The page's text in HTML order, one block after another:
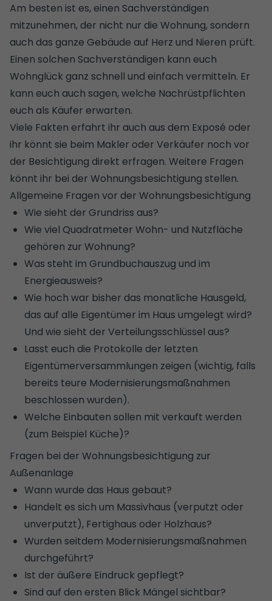
Am besten ist es, einen Sachverständigen
mitzunehmen, der nicht nur die Wohnung, sondern
auch das ganze Gebäude auf Herz und Nieren prüft.
Einen solchen Sachverständigen kann euch
Wohnglück ganz schnell und einfach vermitteln. Er
kann euch auch sagen, welche Nachrüstpflichten
euch als Käufer erwarten.
Viele Fakten erfahrt ihr auch aus dem Exposé oder
ihr könnt sie beim Makler oder Verkäufer noch vor
der Besichtigung direkt erfragen. Weitere Fragen
könnt ihr bei der Wohnungsbesichtigung stellen.
Allgemeine Fragen vor der Wohnungsbesichtigung
Wie sieht der Grundriss aus?
Wie viel Quadratmeter Wohn- und Nutzfläche
gehören zur Wohnung?
Was steht im Grundbuchauszug und im
Energieausweis?
Wie hoch war bisher das monatliche Hausgeld,
das auf alle Eigentümer im Haus umgelegt wird?
Und wie sieht der Verteilungsschlüssel aus?
Lasst euch die Protokolle der letzten
Eigentümerversammlungen zeigen (wichtig, falls
bereits teure Modernisierungsmaßnahmen
beschlossen wurden).
Welche Einbauten sollen mit verkauft werden
(zum Beispiel Küche)?
Fragen bei der Wohnungsbesichtigung zur
Außenanlage
Wann wurde das Haus gebaut?
Handelt es sich um Massivhaus (verputzt oder
unverputzt), Fertighaus oder Holzhaus?
Wurden seitdem Modernisierungsmaßnahmen
durchgeführt?
Ist der äußere Eindruck gepflegt?
Sind auf den ersten Blick Mängel sichtbar?